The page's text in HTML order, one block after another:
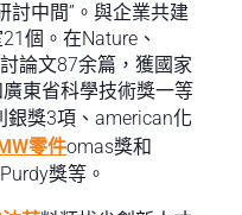
討中間”。與企業共建
個。在Nature、
論文87余篇，獲國家
東省科學技術獎一等
銀獎3項、american化
零件omas獎和
獎等。